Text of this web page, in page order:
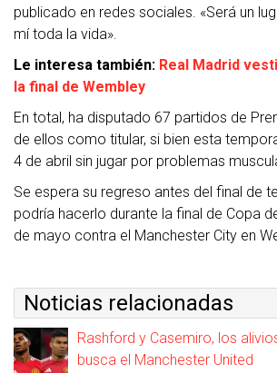
publicado en redes sociales. «Será un
mí toda la vida».
Le interesa también: Real Madrid
la final de Wembley
En total, ha disputado 67 partidos de
de ellos como titular, si bien esta
4 de abril sin jugar por problemas
Se espera su regreso antes del final de
podría hacerlo durante la final de Copa
de mayo contra el Manchester City en
Noticias relacionadas
Rashford y Casemiro, los
busca el Manchester United